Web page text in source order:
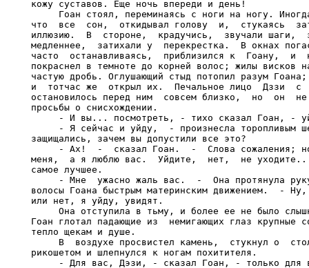
кожу суставов. Еще ночь впереди и день!
Гоан стоял, переминаясь с ноги на ногу.
что  все  сон,  откидывал голову  и,  стукаясь
иллюзию.  В  стороне,  крадучись,  звучали шаги,
медленнее,  затихали у  перекрестка.  В окнах
часто  останавливаясь,  приблизился к  Гоану,  и
покраснел в темноте до корней волос; жилы висков
частую дробь. Оглушающий стыд потопил разум
и  тотчас же  открыл их.  Печальное лицо  Дззи  с
остановилось перед ним  совсем близко,  но  он
просьбы о снисхождении.
- И вы... посмотреть, - тихо сказал Гоан, -
- Я сейчас и уйду,  - произнесла торопливым
защищались, зачем вы допустили все это?
- Ах!  -  сказал Гоан.  -  Слова сожаления;
меня,  а я люблю вас.  Уйдите,  нет,  не
самое лучшее.
- Мне  ужасно жаль вас.  -  Она протянула
волосы Гоана быстрым материнским движением.  -
или нет, я уйду, увидят.
Она отступила в тьму, и более ее не было
Гоан глотал падающие из  немигающих глаз крупные
тепло щекам и душе.
В  воздухе просвистел камень,  стукнул о
рикошетом и шлепнулся к ногам похитителя.